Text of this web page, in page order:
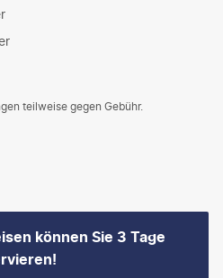
teilweise gegen Gebühr.
können Sie 3 Tage